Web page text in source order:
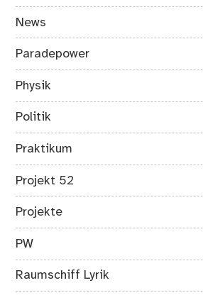
News
Paradepower
Physik
Politik
Praktikum
Projekt 52
Projekte
PW
Raumschiff Lyrik